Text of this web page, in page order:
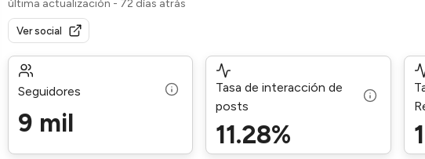
última actualización - 72 días atrás
Ver social
Seguidores
9 mil
Tasa de interacción de
posts
11.28%